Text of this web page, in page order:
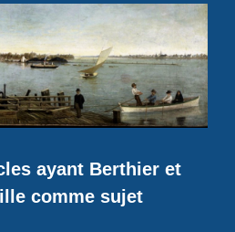
ayant Berthier et
comme sujet